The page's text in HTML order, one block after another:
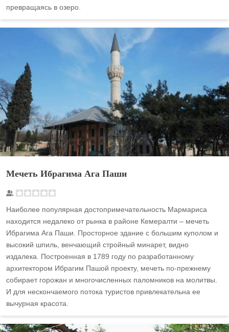
превращаясь в озеро.
Мечеть Ибрагима Ага Паши
Наиболее популярная достопримечательность Мармариса
находится недалеко от рынка в районе Кемералти – мечеть
Ибрагима Ага Паши. Просторное здание с большим куполом и
высокий шпиль, венчающий стройный минарет, видно
издалека. Построенная в 1789 году по разработанному
архитектором Ибрагим Пашой проекту, мечеть по-прежнему
собирает горожан и многочисленных паломников на молитвы.
И для нескончаемого потока туристов привлекательна ее
вычурная красота.